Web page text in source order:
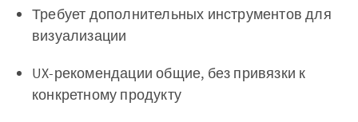
Требует дополнительных инструментов для
визуализации
UX-рекомендации общие, без привязки к
конкретному продукту